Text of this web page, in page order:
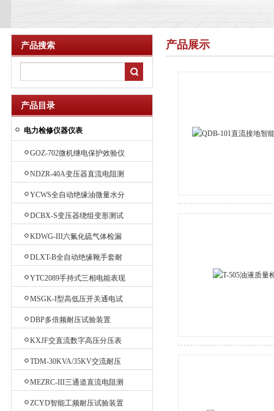
产品搜索
产品目录
电力检修仪器仪表
GOZ-702微机继电保护效验仪
NDZR-40A变压器直流电阻测
YCWS全自动绝缘油微量水分
DCBX-S变压器绕组变形测试
KDWG-III六氟化硫气体检漏
DLXT-B全自动绝缘靴手套耐
压试验装置
YTC2089手持式三相电能表现
场效验仪
MSGK-I型高低压开关通电试
DBP多倍频耐压试验装置
KXJF交直流数字高压分压表
TDM-30KVA/35KV交流耐压
MEZRC-III三通道直流电阻测
ZCYD智能工频耐压试验装置
产品展示